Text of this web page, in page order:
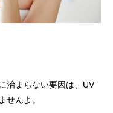
治まらない要因は、UV
せんよ。